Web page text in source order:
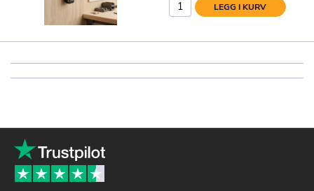
LEGG I KURV